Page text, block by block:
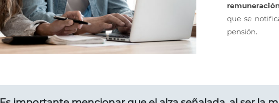
que se
pensión.